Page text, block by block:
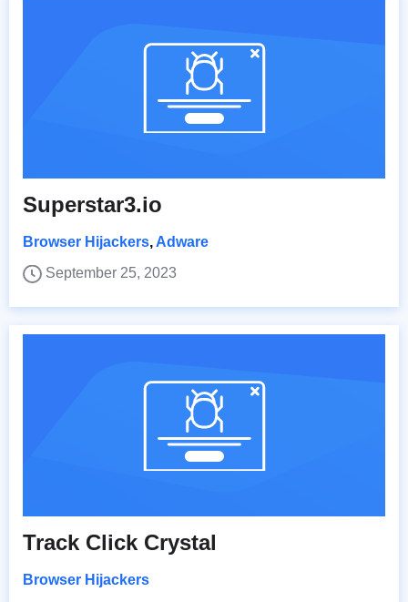
Superstar3.io
Browser Hijackers, Adware
September 25, 2023
Track Click Crystal
Browser Hijackers